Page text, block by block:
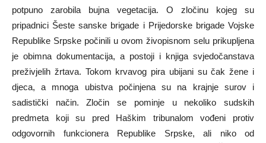
potpuno zarobila bujna vegetacija. O zločinu kojeg su
pripadnici Šeste sanske brigade i Prijedorske brigade Vojske
Republike Srpske počinili u ovom živopisnom selu prikupljena
je obimna dokumentacija, a postoji i knjiga svjedočanstava
preživjelih žrtava. Tokom krvavog pira ubijani su čak žene i
djeca, a mnoga ubistva počinjena su na krajnje surov i
sadistički način. Zločin se pominje u nekoliko sudskih
predmeta koji su pred Haškim tribunalom vođeni protiv
odgovornih funkcionera Republike Srpske, ali niko od